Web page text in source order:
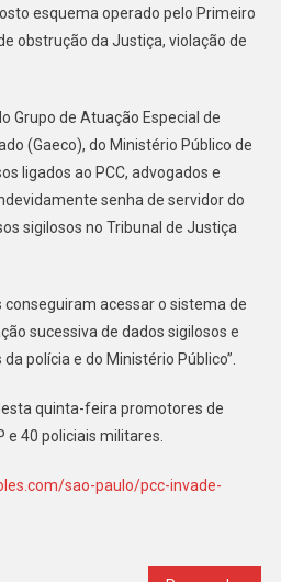
Servidor
Para
Sigilosos
Do
TJSP
esquema operado pelo Primeiro
obstrução da Justiça, violação de
Grupo de Atuação Especial de
(Gaeco), do Ministério Público de
ligados ao PCC, advogados e
senha de servidor do
sigilosos no Tribunal de Justiça
conseguiram acessar o sistema de
sucessiva de dados sigilosos e
polícia e do Ministério Público”.
quinta-feira promotores de
e 40 policiais militares.
sao-paulo/pcc-invade-